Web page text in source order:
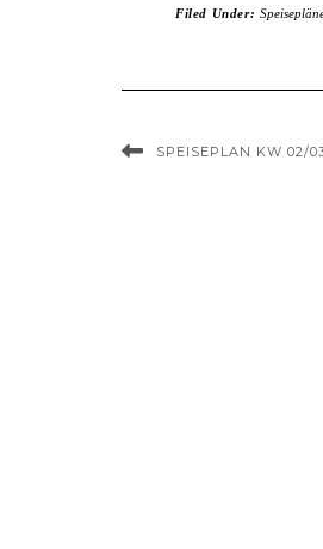
Filed Under:
SPEISEPLAN KW 02/